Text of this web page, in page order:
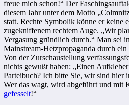
freue mich schon!“ Der
diesem Jahr unter dem Motto
statt. Rechte Symbolik könne er keine
zugekniffenem rechtem Auge. „Wir
Vergasung gründlich durch.“ Man sei
Mainstream-Hetzpropaganda durch
Von der Zurschaustellung
nichts gewußt haben: „Einen
Parteibuch? Ich bitte Sie, wir sind hier
Wer das wagt, wird abgeführt und mit
gefesselt!“